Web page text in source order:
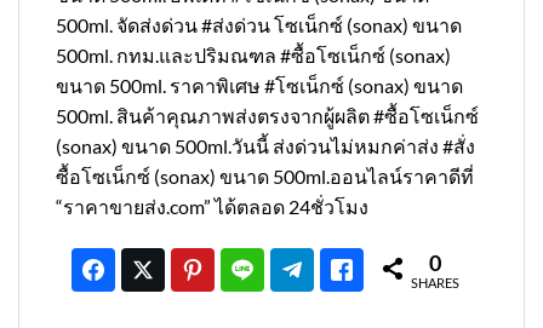
500ml. จัดส่งด่วน #ส่งด่วน โซเน็กซ์ (sonax) ขนาด
500ml. กทม.และปริมณฑล #ซื้อโซเน็กซ์ (sonax)
ขนาด 500ml. ราคาพิเศษ #โซเน็กซ์ (sonax) ขนาด
500ml. สินค้าคุณภาพส่งตรงจากผู้ผลิต #ซื้อโซเน็กซ์
(sonax) ขนาด 500ml.วันนี้ ส่งด่วนไม่หมกค่าส่ง #สั่ง
ซื้อโซเน็กซ์ (sonax) ขนาด 500ml.ออนไลน์ราคาดีที่
“ราคาขายส่ง.com” ได้ตลอด 24ชั่วโมง
0
SHARES